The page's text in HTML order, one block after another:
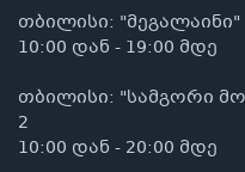
თბილისი: "მეგალაინი"
10:00 დან - 19:00 მდე
თბილისი: "სამგორი
2
10:00 დან - 20:00 მდე